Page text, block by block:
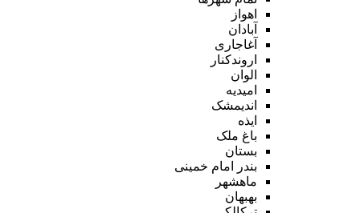
اهواز
آبادان
آغاجاری
اروندکنار
الوان
امیدیه
اندیمشک
ایذه
باغ ملک
بستان
بندر امام خمینی
ماهشهر
بهبهان